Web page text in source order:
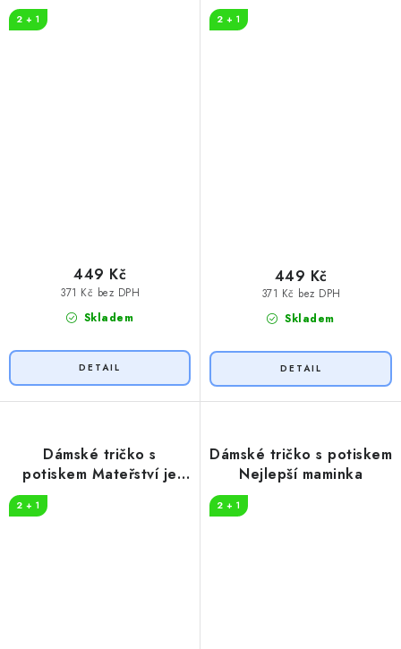
2 + 1
Skladem
371 Kč bez DPH
449 Kč
2 + 1
Skladem
371 Kč bez DPH
449 Kč
Dámské tričko s
potiskem Mateřství je
procházka parkem
2 + 1
Dámské tričko s potiskem
Nejlepší maminka
2 + 1